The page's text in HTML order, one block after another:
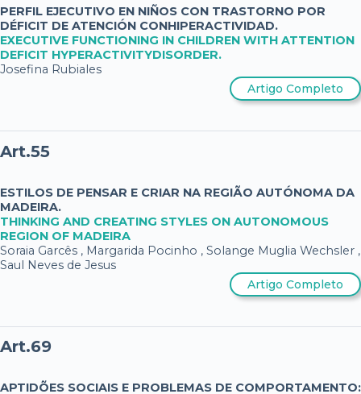
PERFIL EJECUTIVO EN NIÑOS CON TRASTORNO POR
DÉFICIT DE ATENCIÓN CONHIPERACTIVIDAD.
EXECUTIVE FUNCTIONING IN CHILDREN WITH ATTENTION
DEFICIT HYPERACTIVITYDISORDER.
Josefina Rubiales
Artigo Completo
Art.55
ESTILOS DE PENSAR E CRIAR NA REGIÃO AUTÓNOMA DA
MADEIRA.
THINKING AND CREATING STYLES ON AUTONOMOUS
REGION OF MADEIRA
Soraia Garcês , Margarida Pocinho , Solange Muglia Wechsler ,
Saul Neves de Jesus
Artigo Completo
Art.69
APTIDÕES SOCIAIS E PROBLEMAS DE COMPORTAMENTO: